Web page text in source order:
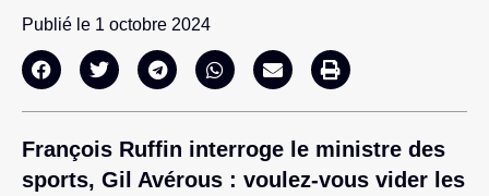
Publié le 1 octobre 2024
François Ruffin interroge le ministre des
sports, Gil Avérous : voulez-vous vider les